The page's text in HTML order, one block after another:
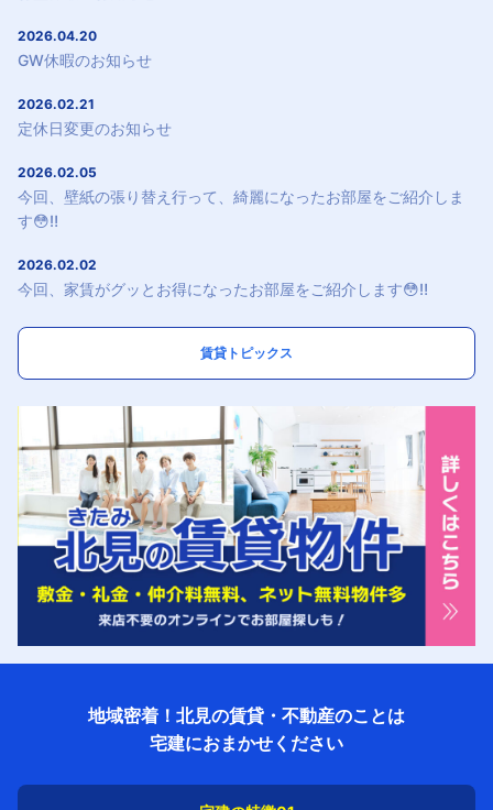
2026.04.20
GW休暇のお知らせ
2026.02.21
定休日変更のお知らせ
2026.02.05
今回、壁紙の張り替え行って、綺麗になったお部屋をご紹介しま
す😳‼️
2026.02.02
今回、家賃がグッとお得になったお部屋をご紹介します😳‼️
賃貸トピックス
地域密着！北見の賃貸・不動産のことは
宅建におまかせください